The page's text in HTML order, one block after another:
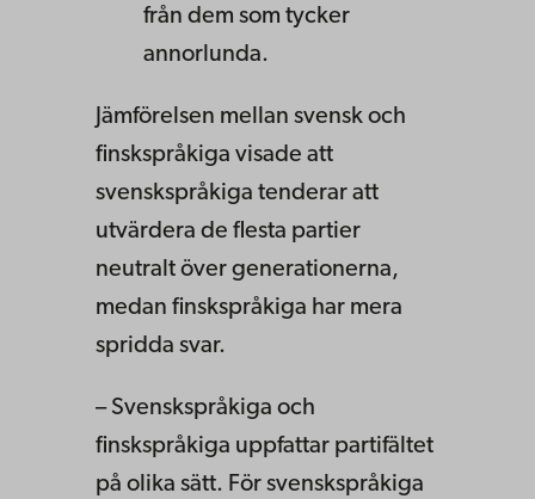
från dem som tycker
annorlunda.
Jämförelsen mellan svensk och
finskspråkiga visade att
svenskspråkiga tenderar att
utvärdera de flesta partier
neutralt över generationerna,
medan finskspråkiga har mera
spridda svar.
– Svenskspråkiga och
finskspråkiga uppfattar partifältet
på olika sätt. För svenskspråkiga